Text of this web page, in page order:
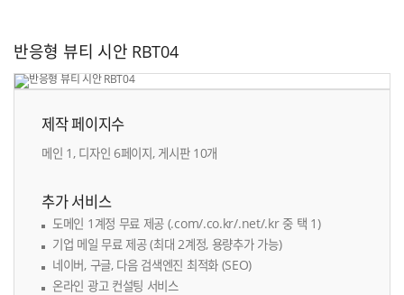
반응형 뷰티 시안 RBT04
제작 페이지수
메인 1, 디자인 6페이지, 게시판 10개
추가 서비스
도메인 1계정 무료 제공 (.com/.co.kr/.net/.kr 중 택 1)
기업 메일 무료 제공 (최대 2계정, 용량추가 가능)
네이버, 구글, 다음 검색엔진 최적화 (SEO)
온라인 광고 컨설팅 서비스